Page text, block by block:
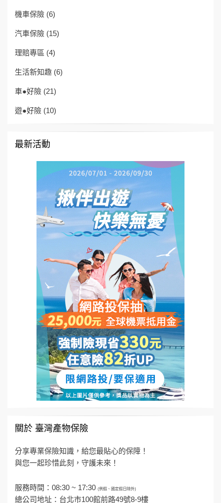
機車保險 (6)
汽車保險 (15)
理賠專區 (4)
生活新知趣 (6)
車●好險 (21)
遊●好險 (10)
最新活動
關於 臺灣產物保險
分享專業保險知識，給您最貼心的保障！
與您一起珍惜此刻，守護未來！
服務時間：08:30 ~ 17:30 (例假、國定假日除外)
總公司地址：台北市100館前路49號8-9樓